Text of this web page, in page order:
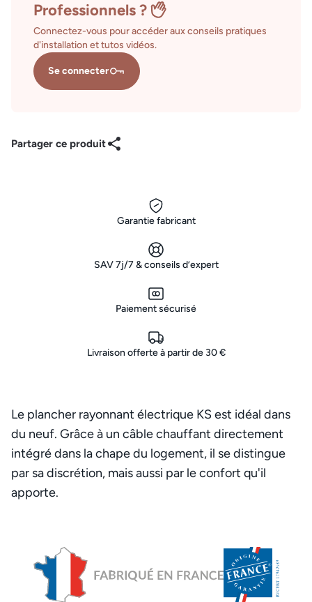
Professionnels ?
Connectez-vous pour accéder aux conseils pratiques
d'installation et tutos vidéos.
Se connecter
Partager ce produit
Garantie fabricant
SAV 7j/7 & conseils d’expert
Paiement sécurisé
Livraison offerte à partir de 30 €
Le plancher rayonnant électrique KS est idéal dans
du neuf. Grâce à un câble chauffant directement
intégré dans la chape du logement, il se distingue
par sa discrétion, mais aussi par le confort qu'il
apporte.